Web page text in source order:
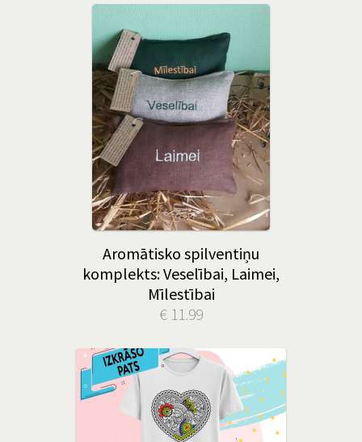
Aromātisko spilventiņu
komplekts: Veselībai, Laimei,
Mīlestībai
€ 11.99